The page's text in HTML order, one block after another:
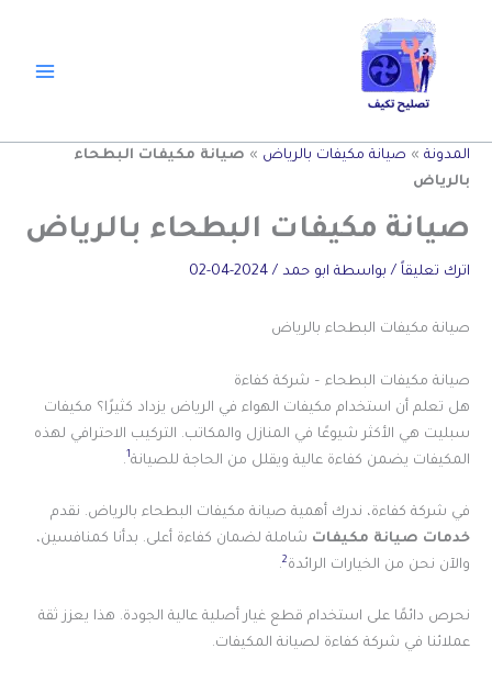
المدونة » صيانة مكيفات بالرياض » صيانة مكيفات البطحاء
بالرياض
صيانة مكيفات البطحاء بالرياض
اترك تعليقاً / بواسطة ابو حمد /
2024-04-02
صيانة مكيفات البطحاء بالرياض
صيانة مكيفات البطحاء – شركة كفاءة
هل تعلم أن استخدام مكيفات الهواء في الرياض يزداد كثيرًا؟ مكيفات
سبليت هي الأكثر شيوعًا في المنازل والمكاتب. التركيب الاحترافي لهذه
المكيفات يضمن كفاءة عالية ويقلل من الحاجة للصيانة1
.
في شركة كفاءة، ندرك أهمية صيانة مكيفات البطحاء بالرياض. نقدم
خدمات صيانة مكيفات شاملة لضمان كفاءة أعلى. بدأنا كمنافسين،
والآن نحن من الخيارات الرائدة2
.
نحرص دائمًا على استخدام قطع غيار أصلية عالية الجودة. هذا يعزز ثقة
عملائنا في شركة كفاءة لصيانة المكيفات.